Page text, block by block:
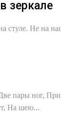
зеркале
стуле. Не на
пары ног,
На шею...